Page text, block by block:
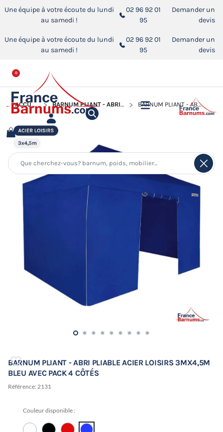
Une équipe à votre écoute du lundi
au samedi !
02 96 92 01
95
Demander un
devis
Une équipe à votre écoute du lundi
au samedi !
02 96 92 01
95
Demander un
devis
0
ACCUEIL BARNUM PLIANT - ABRI PLIABLE ACIER LOISIRS BARNUM PLIANT - ABRI PLIABLE ACIER LOISIRS 3MX4,5M BLEU AVEC PACK 4 CÔTÉS
BARNUM PLIANT - ABRI PLIABLE ACIER LOISIRS 3MX4,5M
BLEU AVEC PACK 4 CÔTÉS
Référence: 2131
Couleur disponible :